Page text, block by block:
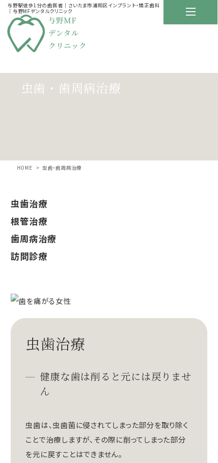
与野駅徒歩1分の歯医者｜さいたま市浦和区インプラント・矯正歯科
｜与野MFデンタルクリニック
虫歯・歯周病治療
HOME 虫歯・歯周病治療
虫歯治療
根管治療
歯周病治療
訪問診療
虫歯治療
健康な歯は削ると元には戻りませ
ん
虫歯は、虫歯菌に侵されてしまった部分を取り除く
ことで治療しますが、その際に削ってしまった部分
を元に戻すことはできません。